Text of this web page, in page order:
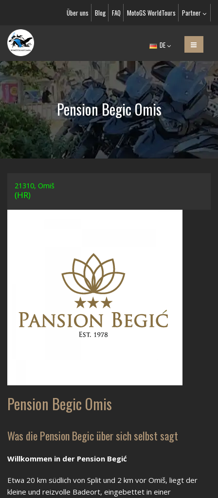
Über uns Blog FAQ MotoGS WorldTours Partner
DE
Pension Begic Omis
21310, Omiš
(HR)
Pension Begic Omis
Was die Pension Begic über sich selbst sagt
Willkommen in der Pension Begić
Etwa 20 km südlich von Split und 2 km vor Omiš, liegt der
kleine und reizvolle Badeort, eingebettet in einer